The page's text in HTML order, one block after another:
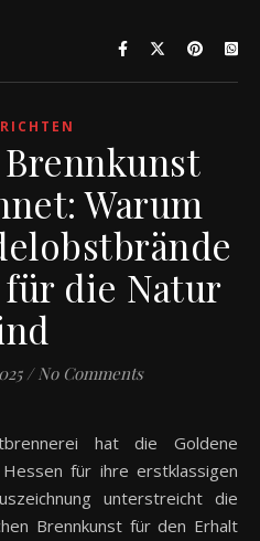
Warum
die Natur
/ No Comments
für ihre erstklassigen
unterstreicht die
Brennkunst für den Erhalt